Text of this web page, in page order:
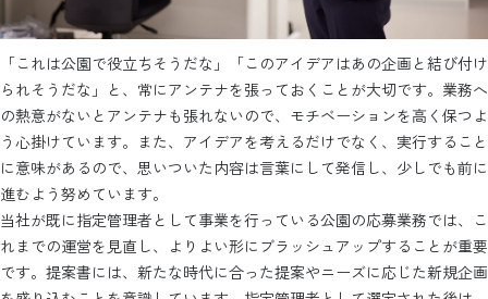
「これは公園で役立ちそうだな」「このアイデアはあの企画と結び付け
られそうだな」と、常にアンテナを張っておくことが大切です。業務へ
の熱意がないとアンテナも張れないので、モチベーションを高く保つよ
う心掛けています。また、アイデアを考えるだけでなく、実行すること
に意味があるので、思いついた内容は言葉にして発信し、少しでも前に
進むよう努めています。
当社が既に指定管理者として事業を行っている公園の応募業務では、こ
れまでの運営を見直し、よりよい形にブラッシュアップすることが重要
です。提案書には、新たな時代に合った提案やニーズに応じた新規企画